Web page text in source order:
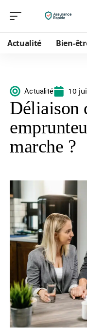
Actualité Bien-
Actualité 10
Déliaison
marche ?